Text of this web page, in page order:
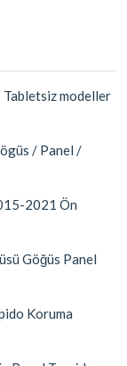
Tabletsiz modeller
/ Panel /
2021 Ön
Göğüs Panel
Koruma